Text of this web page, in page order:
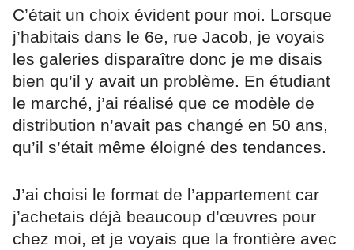
C’était un choix évident pour moi. Lorsque
j’habitais dans le 6e, rue Jacob, je voyais
les galeries disparaître donc je me disais
bien qu’il y avait un problème. En étudiant
le marché, j’ai réalisé que ce modèle de
distribution n’avait pas changé en 50 ans,
qu’il s’était même éloigné des tendances.
J’ai choisi le format de l’appartement car
j’achetais déjà beaucoup d’œuvres pour
chez moi, et je voyais que la frontière avec